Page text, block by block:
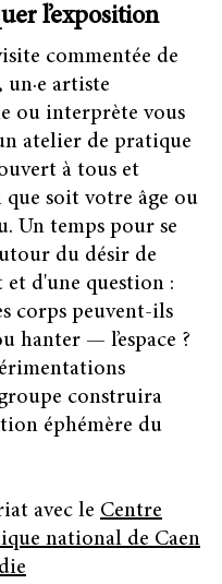
l’exposition
commentée de
un·e artiste
ou interprète vous
atelier de pratique
à tous et
que soit votre âge ou
Un temps pour se
du désir de
et d'une question :
corps peuvent-ils
hanter — l’espace ?
construira
éphémère du
avec le Centre
national de Caen